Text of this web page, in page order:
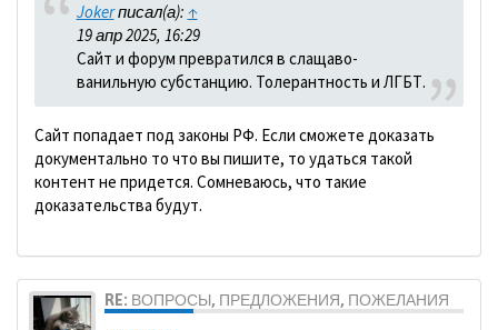
Jokerписал(а): ↑
19 апр 2025, 16:29
Сайт и форум превратился в слащаво-
ванильную субстанцию. Толерантность и ЛГБТ.
Сайт попадает под законы РФ. Если сможете доказать
документально то что вы пишите, то удаться такой
контент не придется. Сомневаюсь, что такие
доказательства будут.
RE: ВОПРОСЫ, ПРЕДЛОЖЕНИЯ, ПОЖЕЛАНИЯ